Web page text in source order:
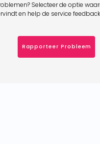
Selecteer de optie
en help de service
Rapporteer Probleem